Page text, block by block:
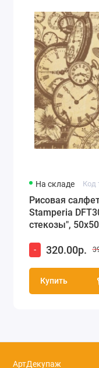
На складе Код
Рисовая
Stamperia
стекозы",
- 320.00р.
Купить
АртДекупаж